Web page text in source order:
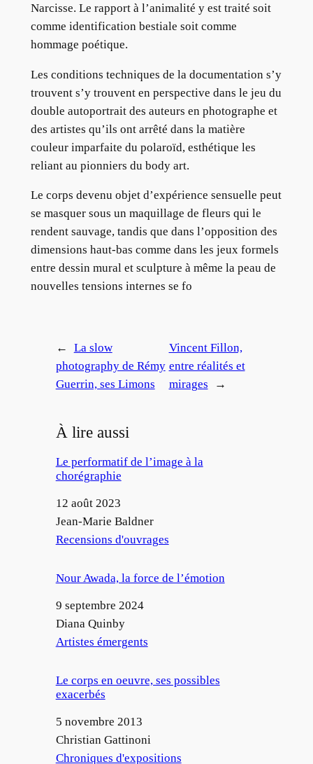
Narcisse. Le rapport à l’animalité y est traité soit
comme identification bestiale soit comme
hommage poétique.
Les conditions techniques de la documentation s’y
trouvent s’y trouvent en perspective dans le jeu du
double autoportrait des auteurs en photographe et
des artistes qu’ils ont arrêté dans la matière
couleur imparfaite du polaroïd, esthétique les
reliant au pionniers du body art.
Le corps devenu objet d’expérience sensuelle peut
se masquer sous un maquillage de fleurs qui le
rendent sauvage, tandis que dans l’opposition des
dimensions haut-bas comme dans les jeux formels
entre dessin mural et sculpture à même la peau de
nouvelles tensions internes se fo
←
La slow
photography de Rémy
Guerrin, ses Limons
Vincent Fillon,
entre réalités et
mirages
→
À lire aussi
Le performatif de l’image à la
chorégraphie
Date
12 août 2023
Auteur
Jean-Marie Baldner
Par rapport à
Recensions d'ouvrages
Nour Awada, la force de l’émotion
Date
9 septembre 2024
Auteur
Diana Quinby
Par rapport à
Artistes émergents
Le corps en oeuvre, ses possibles
exacerbés
Date
5 novembre 2013
Auteur
Christian Gattinoni
Par rapport à
Chroniques d'expositions